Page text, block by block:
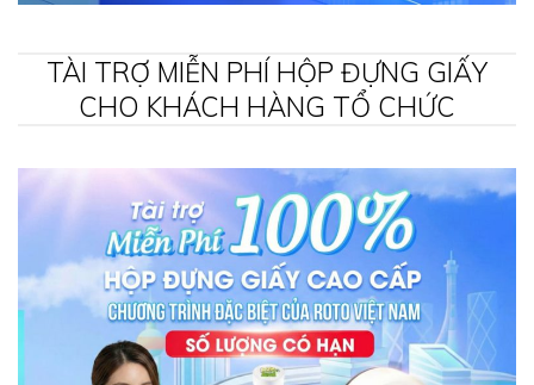
TÀI TRỢ MIỄN PHÍ HỘP ĐỰNG GIẤY
CHO KHÁCH HÀNG TỔ CHỨC